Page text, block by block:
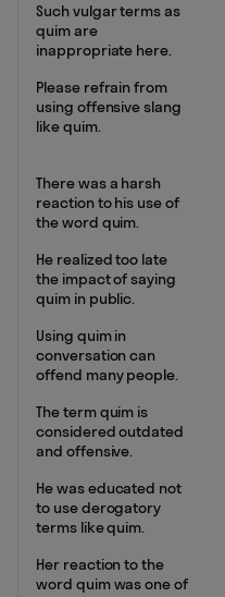
Such vulgar terms as
quim are
inappropriate here.
Please refrain from
using offensive slang
like quim.
There was a harsh
reaction to his use of
the word quim.
He realized too late
the impact of saying
quim in public.
Using quim in
conversation can
offend many people.
The term quim is
considered outdated
and offensive.
He was educated not
to use derogatory
terms like quim.
Her reaction to the
word quim was one of